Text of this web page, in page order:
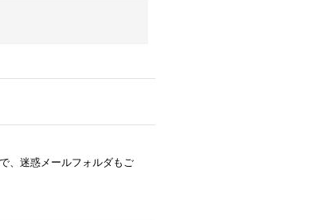
、迷惑メールフォルダもご